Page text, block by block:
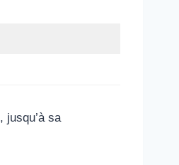
jusqu’à sa